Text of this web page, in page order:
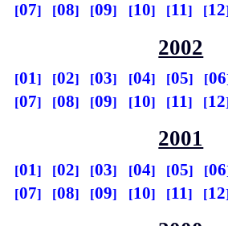
07
08 09 10 11 12
2002
01 02 03 04 05
06
07
08 09 10 11 12
2001
01 02 03 04 05
06
07
08 09 10 11 12